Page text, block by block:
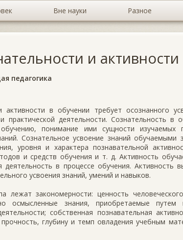
Вне науки Разное
и активности
педагогика
активности в обучении требует осознанного
практической деятельности. Сознательность в
понимание ими сущности изучаемых
Сознательное усвоение знаний обучаемыми
уровня и характера познавательной
и средств обучения и т. д. Активность
деятельность в процессе обучения. Активность
усвоения знаний, умений и навыков.
лежат закономерности: ценность
осмысленные знания, приобретаемые путем
собственная познавательная
глубину и темп овладения учебным